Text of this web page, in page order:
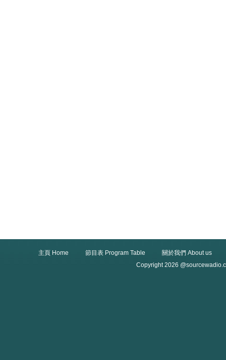
主頁 Home 節目表 Program Table
關於我們 About us
Copyright 2026